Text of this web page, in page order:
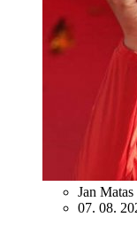
Jan Matas
07. 08.